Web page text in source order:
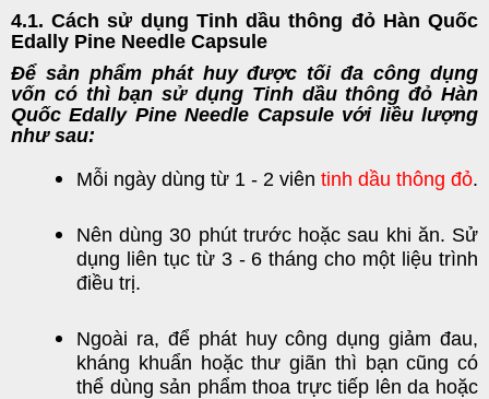
4.1. Cách sử dụng Tinh dầu thông đỏ Hàn Quốc
Edally Pine Needle Capsule
Để sản phẩm phát huy được tối đa công dụng
vốn có thì bạn sử dụng Tinh dầu thông đỏ Hàn
Quốc Edally Pine Needle Capsule với liều lượng
như sau:
Mỗi ngày dùng từ 1 - 2 viên tinh dầu thông đỏ.
Nên dùng 30 phút trước hoặc sau khi ăn. Sử
dụng liên tục từ 3 - 6 tháng cho một liệu trình
điều trị.
Ngoài ra, để phát huy công dụng giảm đau,
kháng khuẩn hoặc thư giãn thì bạn cũng có
thể dùng sản phẩm thoa trực tiếp lên da hoặc